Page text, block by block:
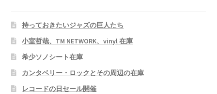
持っておきたいジャズの巨人たち
小室哲哉、TM NETWORK、vinyl 在庫
希少ソノシート在庫
カンタベリー・ロックとその周辺の在庫
レコードの日セール開催